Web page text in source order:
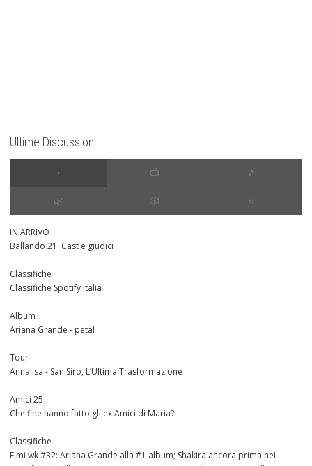
Ultime Discussioni
∞ 📺 🎵
🌿 🎲 ⭐️
IN ARRIVO
Ballando 21: Cast e giudici
Classifiche
Classifiche Spotify Italia
Album
Ariana Grande - petal
Tour
Annalisa - San Siro, L’Ultima Trasformazione
Amici 25
Che fine hanno fatto gli ex Amici di Maria?
Classifiche
Fimi wk #32: Ariana Grande alla #1 album; Shakira ancora prima nei